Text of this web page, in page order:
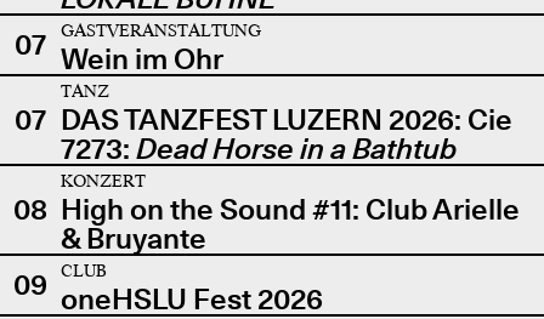
07
GASTVERANSTALTUNG
Wein im Ohr
07
TANZ
DAS TANZFEST LUZERN 2026: Cie
7273: Dead Horse in a Bathtub
08
KONZERT
High on the Sound #11: Club Arielle
& Bruyante
09
CLUB
oneHSLU Fest 2026